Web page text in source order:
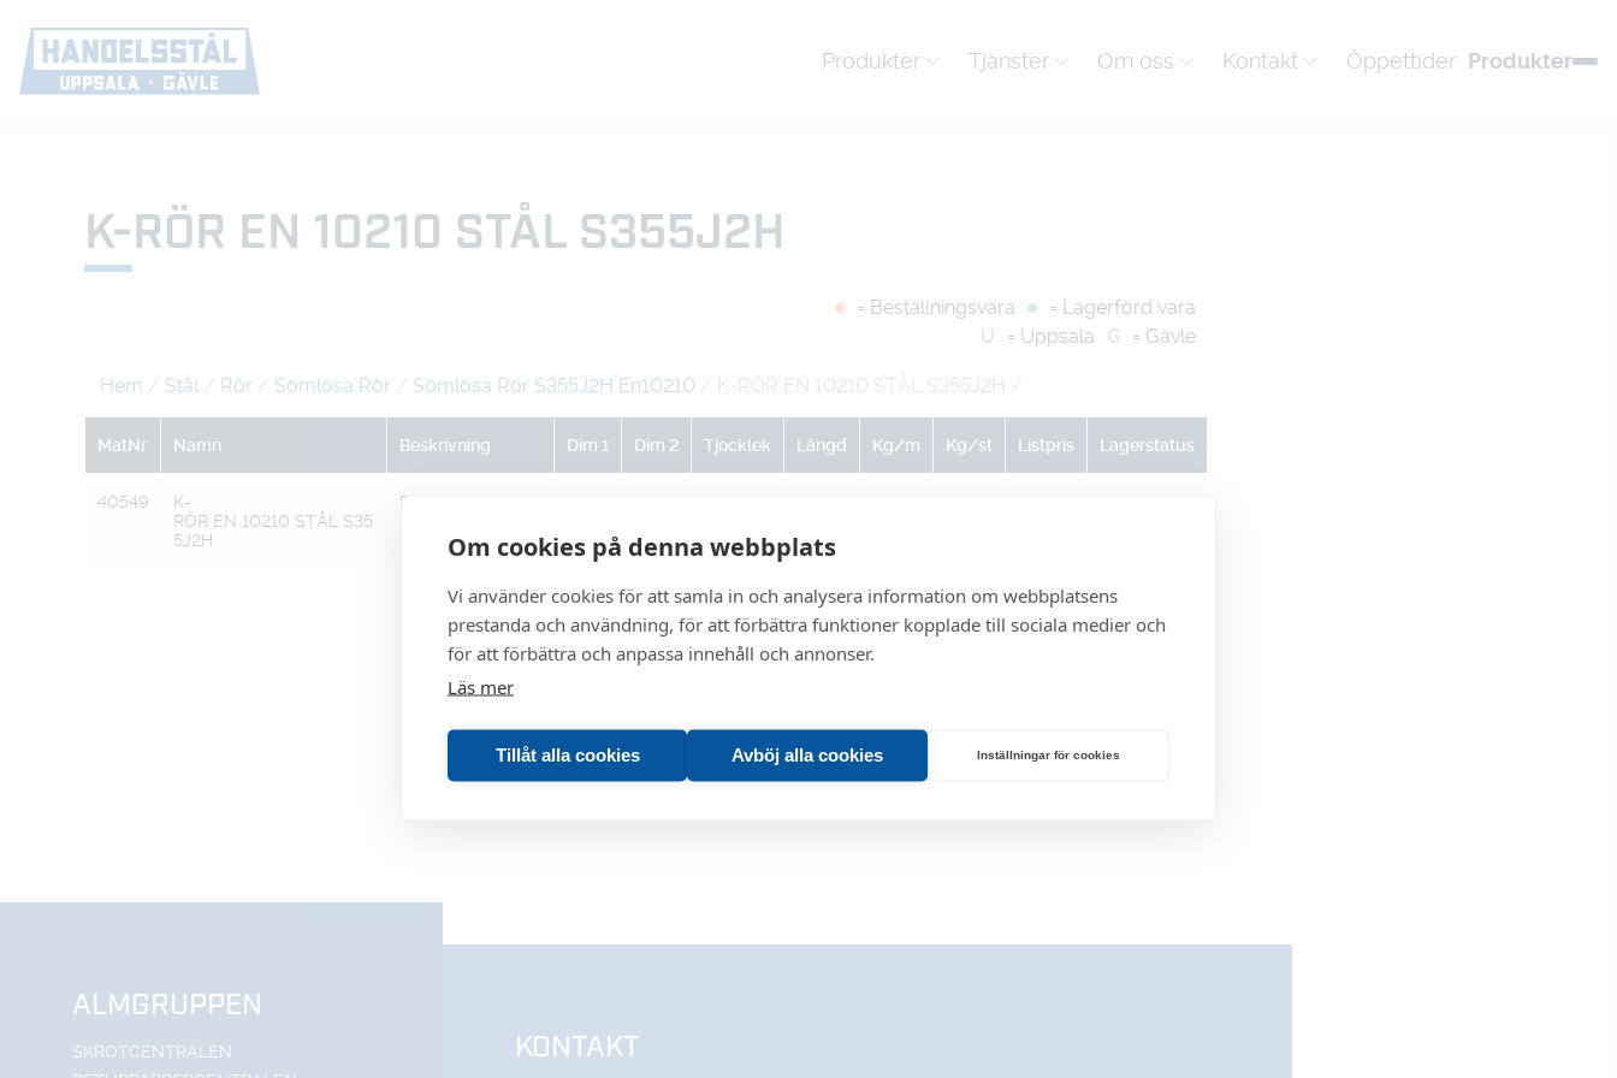
Om cookies på denna webbplats
Vi använder cookies för att samla in och analysera information om webbplatsens
prestanda och användning, för att förbättra funktioner kopplade till sociala medier och
för att förbättra och anpassa innehåll och annonser.
Läs mer
Tillåt alla cookies Avböj alla cookies Inställningar för cookies
Produkter Tjänster Om oss Kontakt Öppettider Produkter
K-RÖR EN 10210 STÅL S355J2H
= Beställningsvara
= Lagerförd vara
U
= Uppsala G = Gävle
Hem / Stål / Rör / Sömlösa Rör / Sömlösa Rör S355J2H En10210 / K-RÖR EN 10210 STÅL S355J2H /
MatNr Namn Beskrivning Dim 1 Dim 2 Tjocklek Längd Kg/m Kg/st Listpris Lagerstatus
40549
K-
RÖR EN 10210 STÅL S35
5J2H
DY60,3 XT4,0
ALMGRUPPEN
SKROTCENTRALEN
KONTAKT